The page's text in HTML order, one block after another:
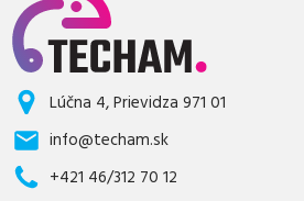
Lúčna 4, Prievidza 971 01
info@techam.sk
+421 46/312 70 12